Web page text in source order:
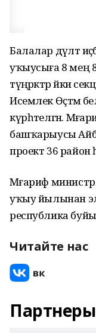
Балалар дәүләт
уҡыусыға 8 мең
түңәрәктәр йәки
Исемлек Өҫтәмә
күрһәтелгән.
башҡарыусы
проект 36 район
Мәғариф
уҡыу йылынан
республика
Читайте нас
Партнеры